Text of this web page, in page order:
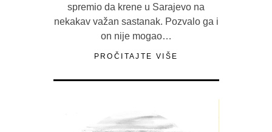
spremio da krene u Sarajevo na
nekakav važan sastanak. Pozvalo ga i
on nije mogao…
PROČITAJTE VIŠE